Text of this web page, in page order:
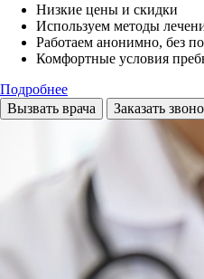
Низкие цены и скидки
Используем методы
Работаем анонимно, без
Комфортные условия
Подробнее
Вызвать врача
Заказать